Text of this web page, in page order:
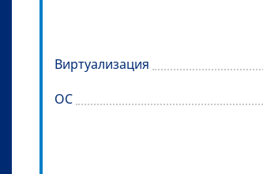
Виртуализация
ОС